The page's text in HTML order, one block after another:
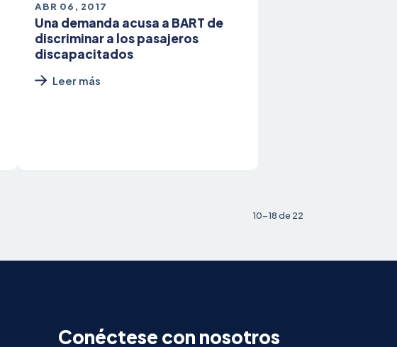
ABR 06, 2017
Una demanda acusa a BART de
discriminar a los pasajeros
discapacitados
Leer más
10-18 de 22
Conéctese con nosotros